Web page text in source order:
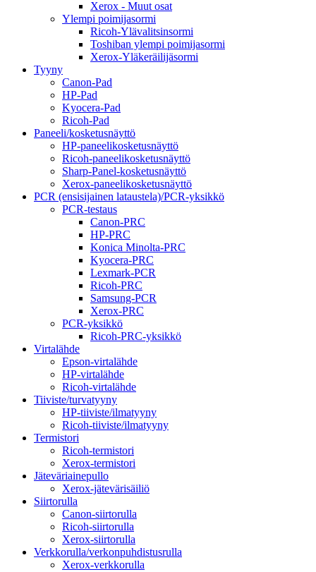
Xerox - Muut osat
Ylempi poimijasormi
Ricoh-Ylävalitsinsormi
Toshiban ylempi poimijasormi
Xerox-Yläkeräilijäsormi
Tyyny
Canon-Pad
HP-Pad
Kyocera-Pad
Ricoh-Pad
Paneeli/kosketusnäyttö
HP-paneelikosketusnäyttö
Ricoh-paneelikosketusnäyttö
Sharp-Panel-kosketusnäyttö
Xerox-paneelikosketusnäyttö
PCR (ensisijainen lataustela)/PCR-yksikkö
PCR-testaus
Canon-PRC
HP-PRC
Konica Minolta-PRC
Kyocera-PRC
Lexmark-PCR
Ricoh-PRC
Samsung-PCR
Xerox-PRC
PCR-yksikkö
Ricoh-PRC-yksikkö
Virtalähde
Epson-virtalähde
HP-virtalähde
Ricoh-virtalähde
Tiiviste/turvatyyny
HP-tiiviste/ilmatyyny
Ricoh-tiiviste/ilmatyyny
Termistori
Ricoh-termistori
Xerox-termistori
Jäteväriainepullo
Xerox-jätevärisäiliö
Siirtorulla
Canon-siirtorulla
Ricoh-siirtorulla
Xerox-siirtorulla
Verkkorulla/verkonpuhdistusrulla
Xerox-verkkorulla